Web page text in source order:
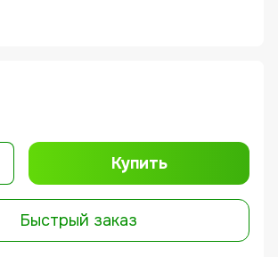
Купить
Быстрый заказ